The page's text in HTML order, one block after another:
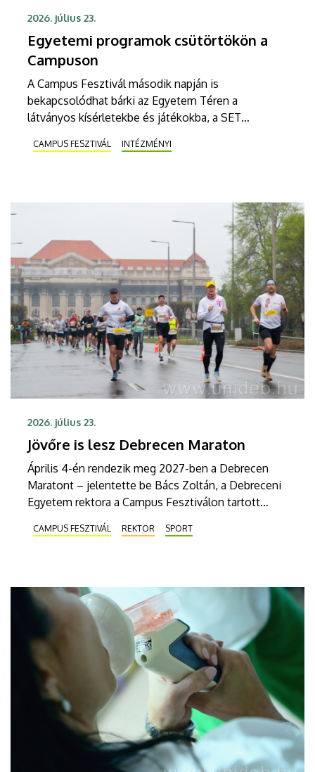
2026. július 23.
Egyetemi programok csütörtökön a
Campuson
A Campus Fesztivál második napján is
bekapcsolódhat bárki az Egyetem Téren a
látványos kísérletekbe és játékokba, a SET
Központban pedig újra megnyílik az Egészségpont.
Az Unipass-Alumni Színpadon délután érdekes
tartják a Pont iDE Partit. A Debreceni Egyetem
Színpadon is egymást váltják majd a sztárok, a
Follow The Flow és KKevin is színpadra lép.
CAMPUS FESZTIVÁL INTÉZMÉNYI
2026. július 23.
Jövőre is lesz Debrecen Maraton
Április 4-én rendezik meg 2027-ben a Debrecen
Maratont – jelentette be Bács Zoltán, a Debreceni
Egyetem rektora a Campus Fesztiválon tartott
olyan közösségi ünnep, amelyen sportolók és
CAMPUS FESZTIVÁL REKTOR SPORT